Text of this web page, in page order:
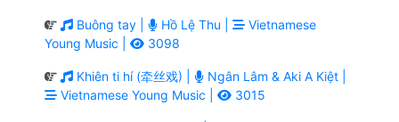
Buông tay | Hồ Lệ Thu |
Vietnamese
Young Music |
3098
Khiên ti hí (牵丝戏) |
Ngân Lâm & Aki A Kiệt |
Vietnamese Young Music |
3015